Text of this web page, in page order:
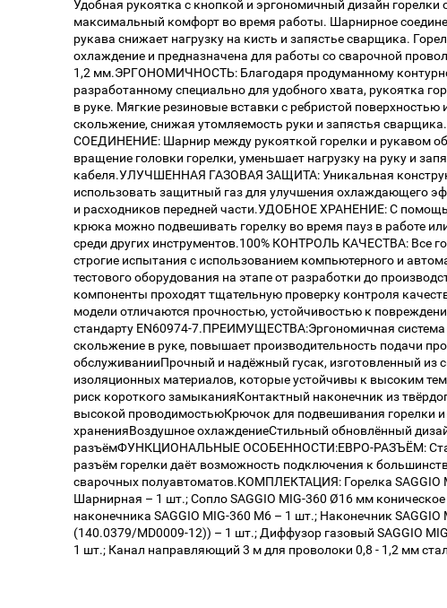
Удобная рукоятка с кнопкой и эргономичный дизайн горелки
максимальный комфорт во время работы. Шарнирное
рукава снижает нагрузку на кисть и запястье сварщика.
охлаждение и предназначена для работы со сварочной
1,2 мм.ЭРГОНОМИЧНОСТЬ: Благодаря продуманному
разработанному специально для удобного хвата, рукоятка
в руке. Мягкие резиновые вставки с ребристой
скольжение, снижая утомляемость руки и запястья
СОЕДИНЕНИЕ: Шарнир между рукояткой горелки и рукавом
вращение головки горелки, уменьшает нагрузку на руку и
кабеля.УЛУЧШЕННАЯ ГАЗОВАЯ ЗАЩИТА: Уникальная
использовать защитный газ для улучшения охлаждающего
и расходников передней части.УДОБНОЕ ХРАНЕНИЕ: С
крюка можно подвешивать горелку во время пауз в работе
среди других инструментов.100% КОНТРОЛЬ КАЧЕСТВА: Все
строгие испытания с использованием компьютерного и
тестового оборудования на этапе от разработки до
компоненты проходят тщательную проверку контроля
модели отличаются прочностью, устойчивостью к
стандарту EN60974-7.ПРЕИМУЩЕСТВА:Эргономичная система
скольжение в руке, повышает производительность подачи
обслуживанииПрочный и надёжный гусак, изготовленный из
изоляционных материалов, которые устойчивы к высоким
риск короткого замыканияКонтактный наконечник из
высокой проводимостьюКрючок для подвешивания горелки и
храненияВоздушное охлаждениеСтильный обновлённый
разъёмФУНКЦИОНАЛЬНЫЕ ОСОБЕННОСТИ:ЕВРО-РАЗЪЁМ:
разъём горелки даёт возможность подключения к
сварочных полуавтоматов.КОМПЛЕКТАЦИЯ: Горелка SAGGIO
Шарнирная – 1 шт.; Сопло SAGGIO MIG-360 Ø16 мм
наконечника SAGGIO MIG-360 M6 – 1 шт.; Наконечник SAGGIO
(140.0379/MD0009-12)) – 1 шт.; Диффузор газовый SAGGIO
1 шт.; Канал направляющий 3 м для проволоки 0,8 - 1,2 мм